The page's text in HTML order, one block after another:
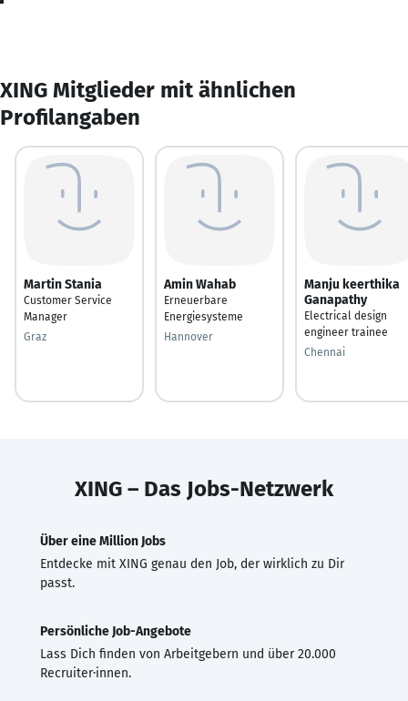
XING Mitglieder mit ähnlichen
Profilangaben
Martin Stania
Customer Service
Manager
Graz
Amin Wahab
Erneuerbare
Energiesysteme
Hannover
Manju keerthika
Ganapathy
Electrical design
engineer trainee
Chennai
XING – Das Jobs-Netzwerk
Über eine Million Jobs
Entdecke mit XING genau den Job, der wirklich zu Dir
passt.
Persönliche Job-Angebote
Lass Dich finden von Arbeitgebern und über 20.000
Recruiter·innen.